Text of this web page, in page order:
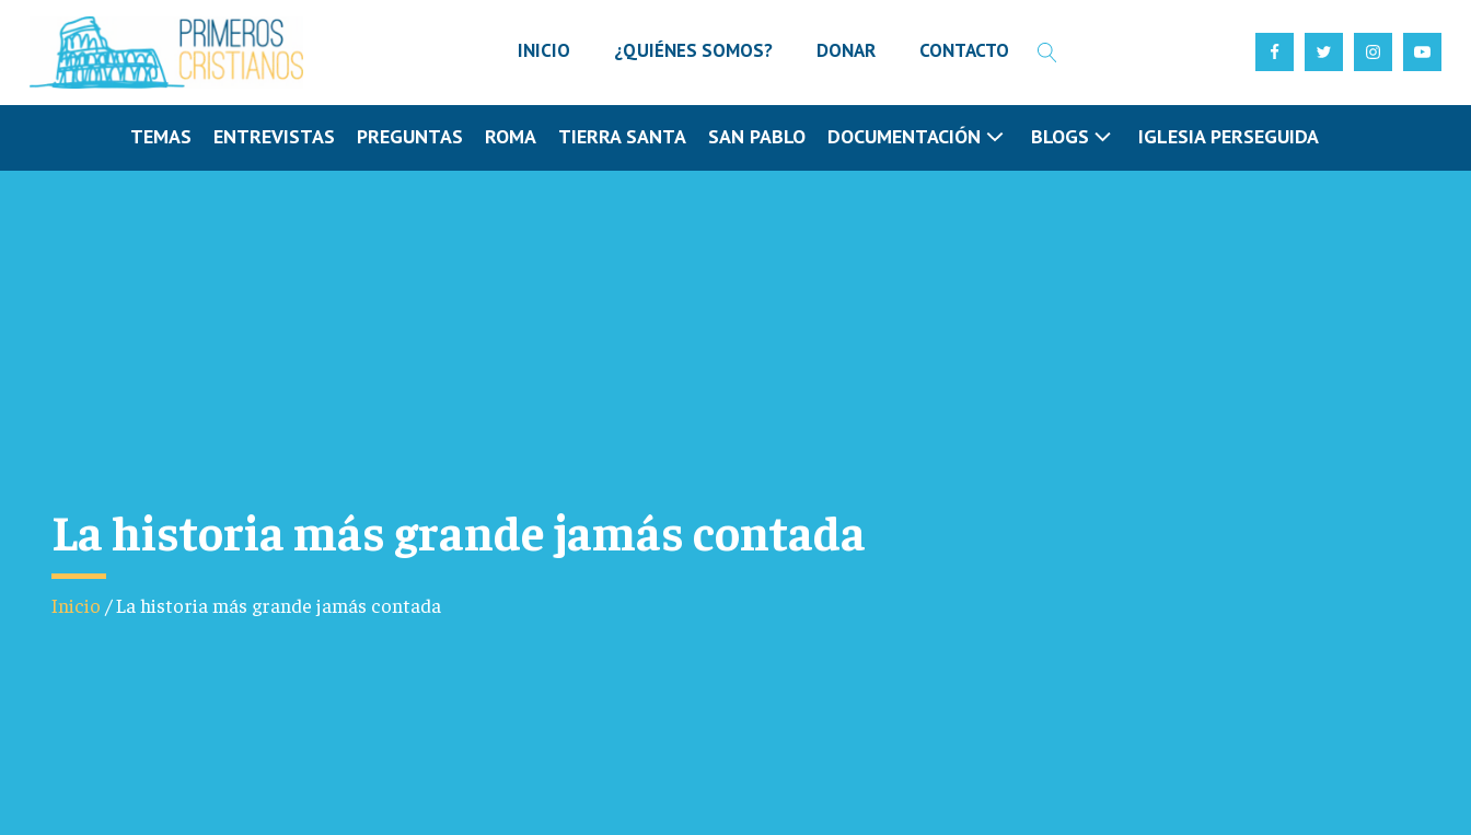
INICIO ¿QUIÉNES SOMOS? DONAR CONTACTO
TEMAS ENTREVISTAS PREGUNTAS ROMA TIERRA SANTA SAN PABLO DOCUMENTACIÓN BLOGS IGLESIA PERSEGUIDA
La historia más grande jamás contada
Inicio /La historia más grande jamás contada